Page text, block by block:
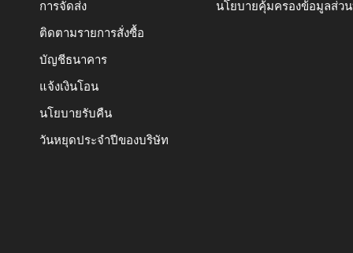
การจัดส่ง
ติดตามรายการสั่งซื้อ
บัญชีธนาคาร
แจ้งเงินโอน
นโยบายรับคืน
วันหยุดประจำปีของบริษัท
นโยบายคุ้มครองข้อมูลส่ว